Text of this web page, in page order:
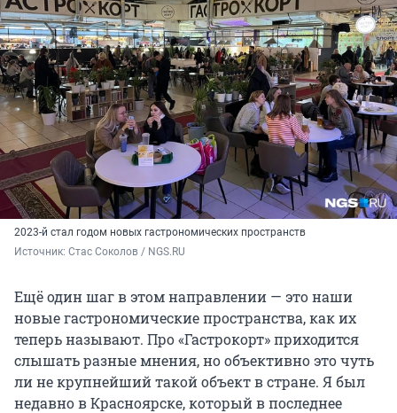
2023-й стал годом новых гастрономических пространств
Источник: Стас Соколов / NGS.RU
Ещё один шаг в этом направлении — это наши
новые гастрономические пространства, как их
теперь называют. Про «Гастрокорт» приходится
слышать разные мнения, но объективно это чуть
ли не крупнейший такой объект в стране. Я был
недавно в Красноярске, который в последнее